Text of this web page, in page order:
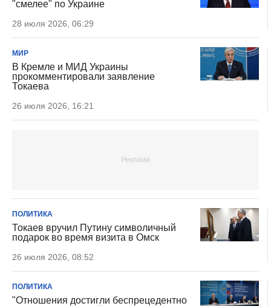
"смелее" по Украине
28 июля 2026, 06:29
МИР
В Кремле и МИД Украины
прокомментировали заявление
Токаева
26 июля 2026, 16:21
ПОЛИТИКА
Токаев вручил Путину символичный
подарок во время визита в Омск
26 июля 2026, 08:52
ПОЛИТИКА
"Отношения достигли беспрецедентно